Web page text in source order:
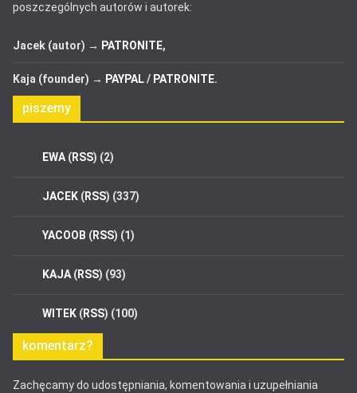
poszczególnych autorów i autorek:
Jacek (autor) → PATRONITE,
Kaja (founder) → PAYPAL/ PATRONITE.
piszemy
EWA (RSS) (2)
JACEK (RSS) (337)
YACOOB (RSS) (1)
KAJA (RSS) (93)
WITEK (RSS) (100)
komentarz?
Zachęcamy do udostępniania, komentowania i uzupełniania